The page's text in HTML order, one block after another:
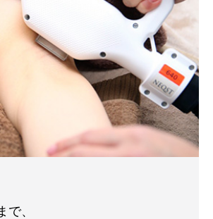
で、